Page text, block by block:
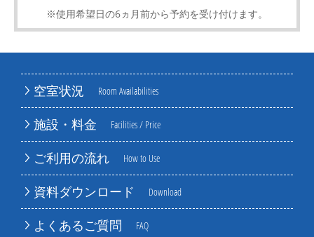
空室状況 Room Availabilities
施設・料金 Facilities / Price
ご利用の流れ How to Use
資料ダウンロード Download
よくあるご質問 FAQ
※使用希望日の6ヵ月前から予約を受け付けます。